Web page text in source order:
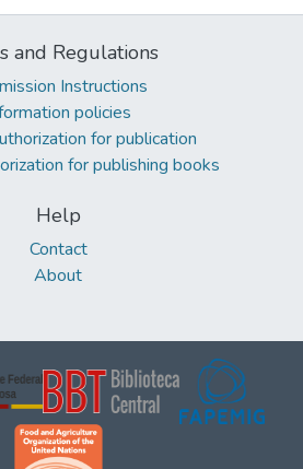
and Regulations
Instructions
policies
for publication
for publishing books
Help
Contact
About